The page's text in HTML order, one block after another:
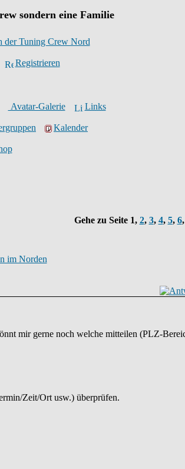
sondern eine Familie
der Tuning Crew Nord
Registrieren
Avatar-Galerie Links
Kalender
Gehe zu Seite 1, 2, 3, 4, 5, 6,
im Norden
mir gerne noch welche mitteilen (PLZ-
Zeit/Ort usw.) überprüfen.